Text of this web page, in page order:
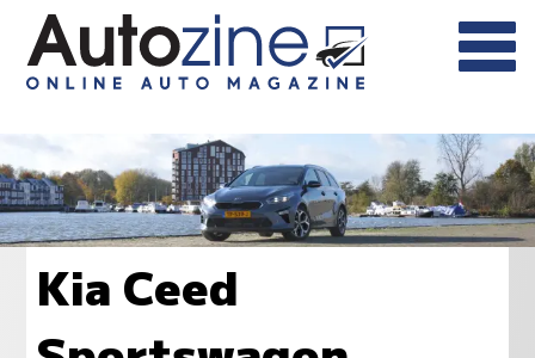
Kia Ceed